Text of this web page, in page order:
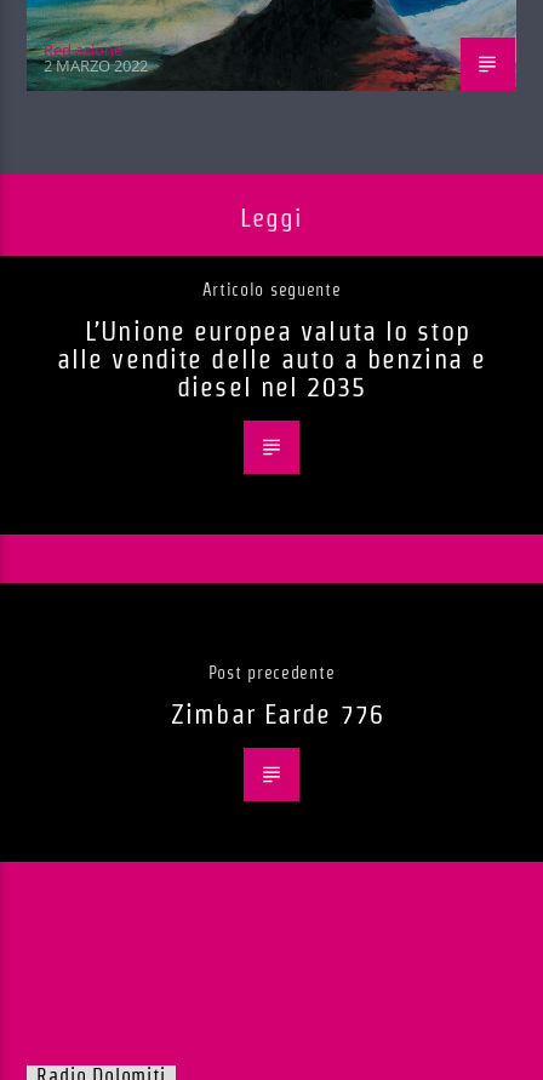
Red.azione
2 MARZO 2022
Leggi
Articolo seguente
L’Unione europea valuta lo stop
alle vendite delle auto a benzina e
diesel nel 2035
Post precedente
Zimbar Earde 776